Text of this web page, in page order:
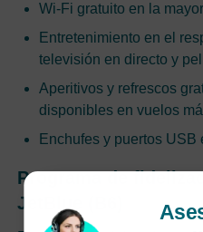
Wi-Fi gratuito en la
Entretenimiento en el
televisión en directo y
Aperitivos y refrescos
disponibles en vuelos
Enchufes y puertos USB
Programa de
JetBlue (B6)